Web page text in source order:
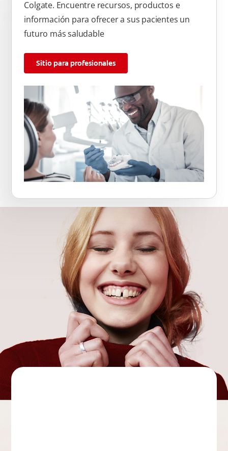
Colgate. Encuentre recursos, productos e
información para ofrecer a sus pacientes un
futuro más saludable
Sitio para profesionales